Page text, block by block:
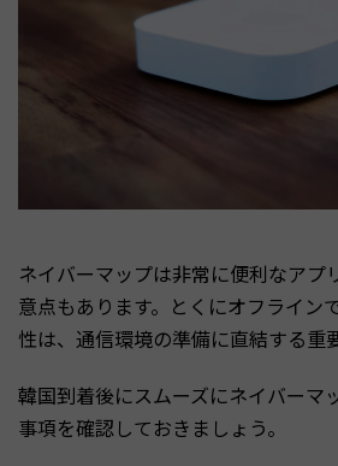
ネイバーマップは非常に便利なアプ
意点もあります。とくにオフライン
性は、通信環境の準備に直結する重
韓国到着後にスムーズにネイバーマ
事項を確認しておきましょう。